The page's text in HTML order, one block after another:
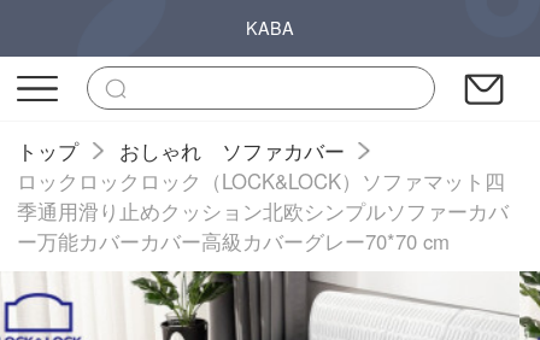
KABA
トップ
おしゃれ ソファカバー
ロックロックロック（LOCK&LOCK）ソファマット四
季通用滑り止めクッション北欧シンプルソファーカバ
ー万能カバーカバー高級カバーグレー70*70 cm